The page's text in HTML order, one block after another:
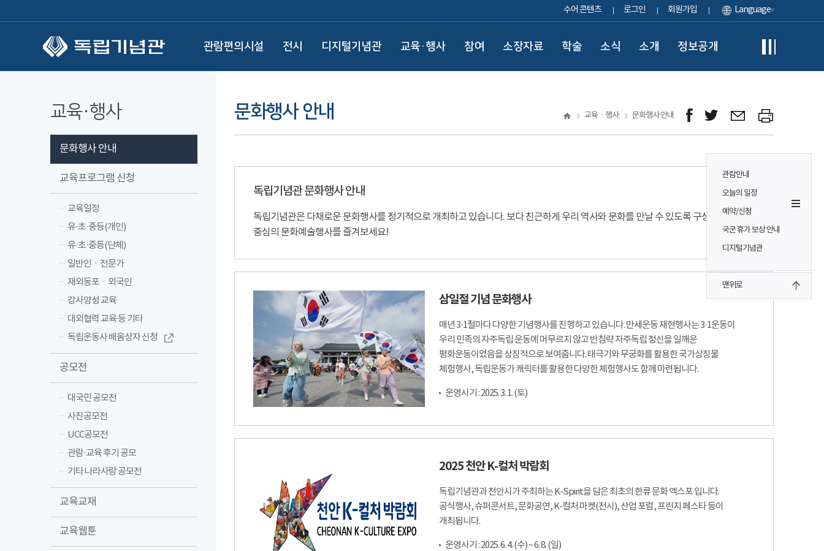
수어 콘텐츠 로그인 회원가입 Language
관람편의시설 전시 디지털기념관 교육·행사 참여 소장자료 학술 소식 소개 정보공개
관람안내
오늘의 일정
예약/신청
국군 휴가 보상 안내
디지털기념관
맨위로
교육·행사
문화행사 안내
교육프로그램 신청
교육일정
유·초·중등(개인)
유·초·중등(단체)
일반인ㆍ전문가
재외동포ㆍ외국인
강사양성 교육
대외협력 교육 등 기타
독립운동사 배움상자 신청
공모전
대국민 공모전
사진공모전
UCC공모전
관람·교육 후기 공모
기타 나라사랑 공모전
교육교재
교육웹툰
문화행사 안내 교육ㆍ행사 문화행사 안내
독립기념관 문화행사 안내
독립기념관은 다채로운 문화행사를 정기적으로 개최하고 있습니다. 보다 친근하게 우리 역사와 문화를 만날 수 있도록 구성된 체험
중심의 문화예술행사를 즐겨보세요!
삼일절 기념 문화행사
매년 3·1절마다 다양한 기념행사를 진행하고 있습니다. 만세운동 재현행사는 3·1운동이
우리 민족의 자주독립 운동에 머무르지 않고 반침략 자주독립 정신을 일깨운
평화운동이었음을 상징적으로 보여줍니다. 태극기와 무궁화를 활용한 국가상징물
체험행사, 독립운동가 캐릭터를 활용한 다양한 체험행사도 함께 마련됩니다.
운영시기 : 2025. 3. 1. (토)
2025 천안 K-컬처 박람회
독립기념관과 천안시가 주최하는 K-Spirit을 담은 최초의 한류 문화 엑스포 입니다.
공식행사, 슈퍼콘서트, 문화공연, K-컬처 마켓(전시), 산업 포럼, 프린지 페스타 등이
개최됩니다.
운영시기 : 2025. 6. 4. (수) ~ 6. 8. (일)